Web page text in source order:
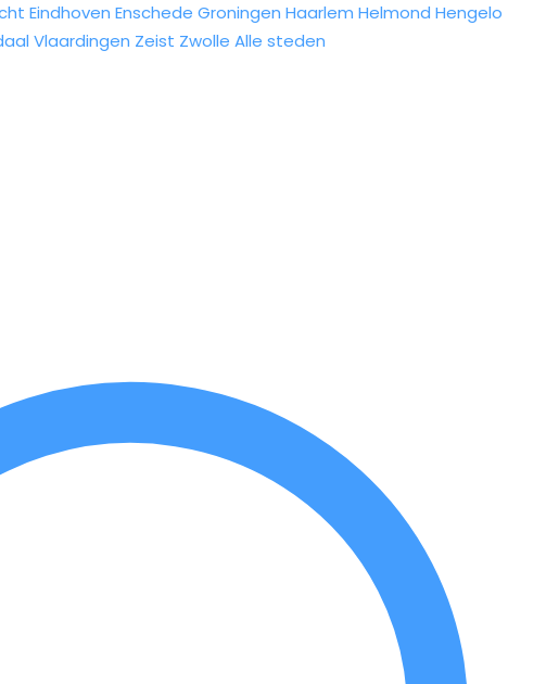
Eindhoven Enschede Groningen Haarlem Helmond Hengelo
Vlaardingen Zeist Zwolle Alle steden